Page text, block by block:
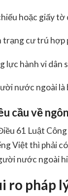
hoặc giấy
trạng cư trú hợp
lực hành vi dân
nước ngoài là
cầu về
61 Luật
Việt thì phải
nước ngoài
ro pháp